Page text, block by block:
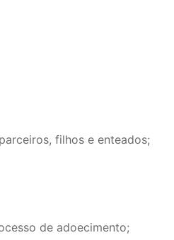
filhos e enteados;
de adoecimento;